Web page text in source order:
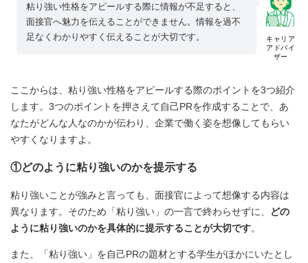
キャリア
アドバイ
ザー
粘り強い性格をアピールする際に情報が不足すると、
面接官へ魅力を伝えることができません。情報を過不
足なくわかりやすく伝えることが大切です。
ここからは、粘り強い性格をアピールする際のポイントを3つ紹介
します。3つのポイントを押さえて自己PRを作成することで、あ
なたがどんな人なのかが伝わり、企業で働く姿を想像してもらい
やすくなりますよ。
①どのように粘り強いのかを提示する
粘り強いことが強みと言っても、面接官によって想像する内容は
異なります。そのため「粘り強い」の一言で終わらせずに、
どの
ように粘り強いのかを具体的に提示することが大切です。
また、「粘り強い」を自己PRの題材とする学生がほかにいたとし